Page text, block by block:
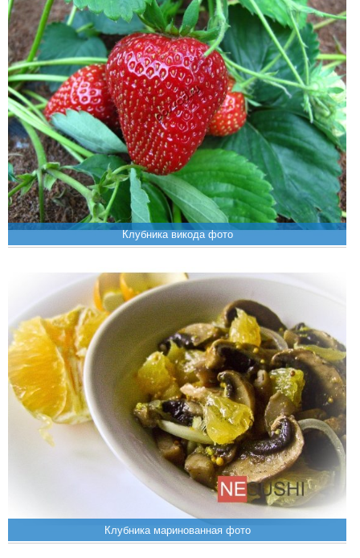
Клубника викода фото
Клубника маринованная фото